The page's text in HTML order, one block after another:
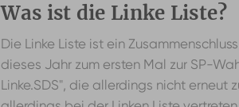
Was ist die Linke Liste?
Die Linke Liste ist ein
dieses Jahr zum ersten Mal zur SP-
Linke.SDS", die allerdings nicht erneut